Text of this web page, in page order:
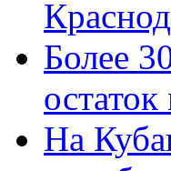
Более
На